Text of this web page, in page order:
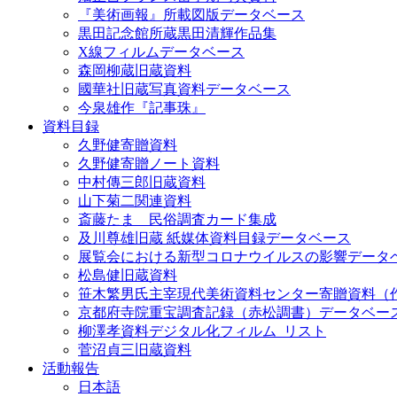
『美術画報』所載図版データベース
黒田記念館所蔵黒田清輝作品集
X線フィルムデータベース
森岡柳蔵旧蔵資料
國華社旧蔵写真資料データベース
今泉雄作『記事珠』
資料目録
久野健寄贈資料
久野健寄贈ノート資料
中村傳三郎旧蔵資料
山下菊二関連資料
斎藤たま 民俗調査カード集成
及川尊雄旧蔵 紙媒体資料目録データベース
展覧会における新型コロナウイルスの影響データ
松島健旧蔵資料
笹木繁男氏主宰現代美術資料センター寄贈資料（
京都府寺院重宝調査記録（赤松調書）データベー
柳澤孝資料デジタル化フィルム_リスト
菅沼貞三旧蔵資料
活動報告
日本語